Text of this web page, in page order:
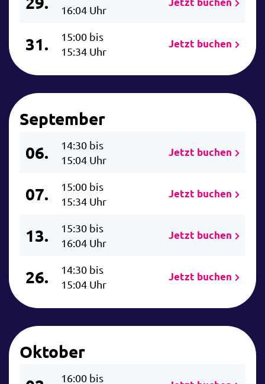
16:04 Uhr
31.
15:00 bis
15:34 Uhr
Jetzt buchen
September
06.
14:30 bis
15:04 Uhr
Jetzt buchen
07.
15:00 bis
15:34 Uhr
Jetzt buchen
13.
15:30 bis
16:04 Uhr
Jetzt buchen
26.
14:30 bis
15:04 Uhr
Jetzt buchen
Oktober
16:00 bis